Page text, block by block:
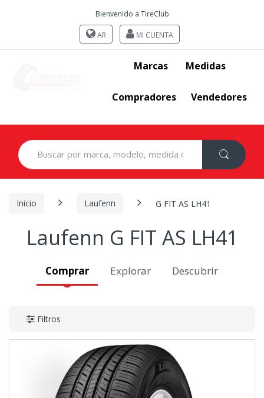
Bienvenido a TireClub
AR MI CUENTA
Marcas Medidas
Compradores Vendedores
Search
for:
Inicio Laufenn G FIT AS LH41
Laufenn G FIT AS LH41
Comprar Explorar Descubrir
Filtros